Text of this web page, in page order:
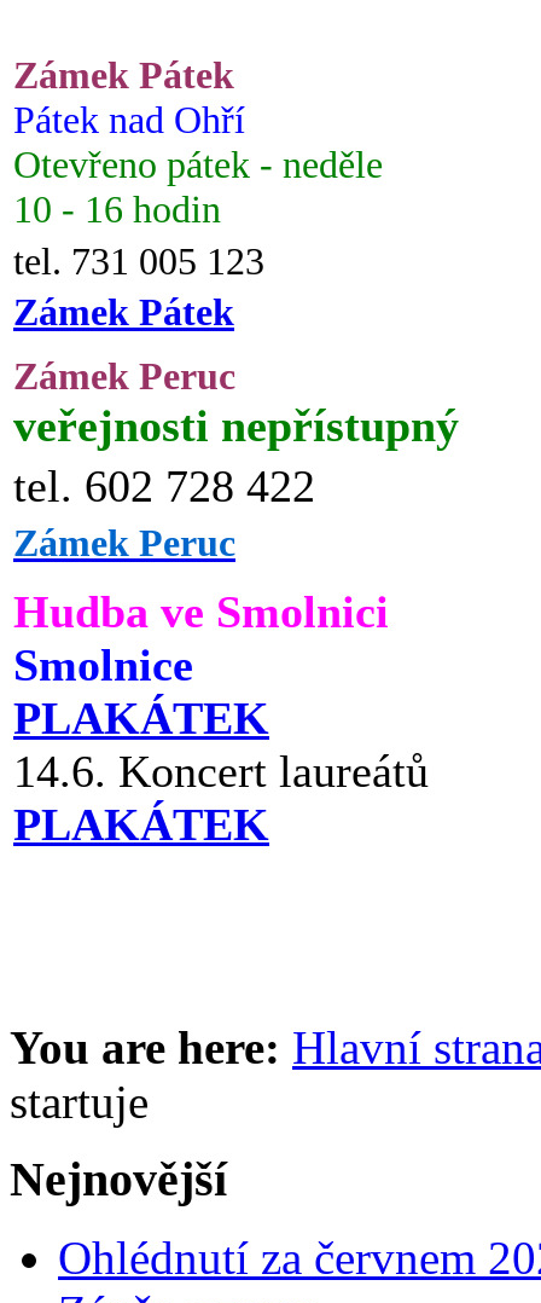
Zámek Pátek
Pátek nad Ohří
Otevřeno pátek - neděle
10 - 16 hodin
tel. 731 005 123
Zámek Pátek
Zámek Peruc
veřejnosti nepřístupný
tel. 602 728 422
Zámek Peruc
Hudba ve Smolnici
Smolnice
PLAKÁTEK
14.6. Koncert laureátů
PLAKÁTEK
You are here: Hlavní
startuje
Nejnovější
Ohlédnutí za červnem